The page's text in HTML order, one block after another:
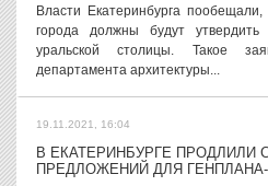
Власти Екатеринбурга
города должны будут
уральской столицы. Такое
департамента архитектуры...
19.11.2021, 16:04
В ЕКАТЕРИНБУРГЕ ПРОДЛИЛИ
ПРЕДЛОЖЕНИЙ ДЛЯ ГЕНПЛАНА-